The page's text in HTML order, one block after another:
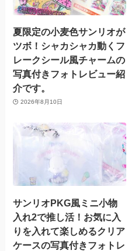
夏限定の小麦色サンリオが
ツボ！シャカシャカ動くフ
レークシール風チャームの
写真付きフォトレビュー紹
介です。
2026年8月10日
サンリオPKG風ミニ小物
入れ2で推し活！お気に入
りを入れて楽しめるクリア
ケースの写真付きフォトレ